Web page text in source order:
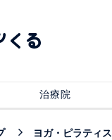
治療院
ヨガ・ピラティス